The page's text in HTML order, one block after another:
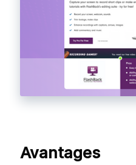
Avantages